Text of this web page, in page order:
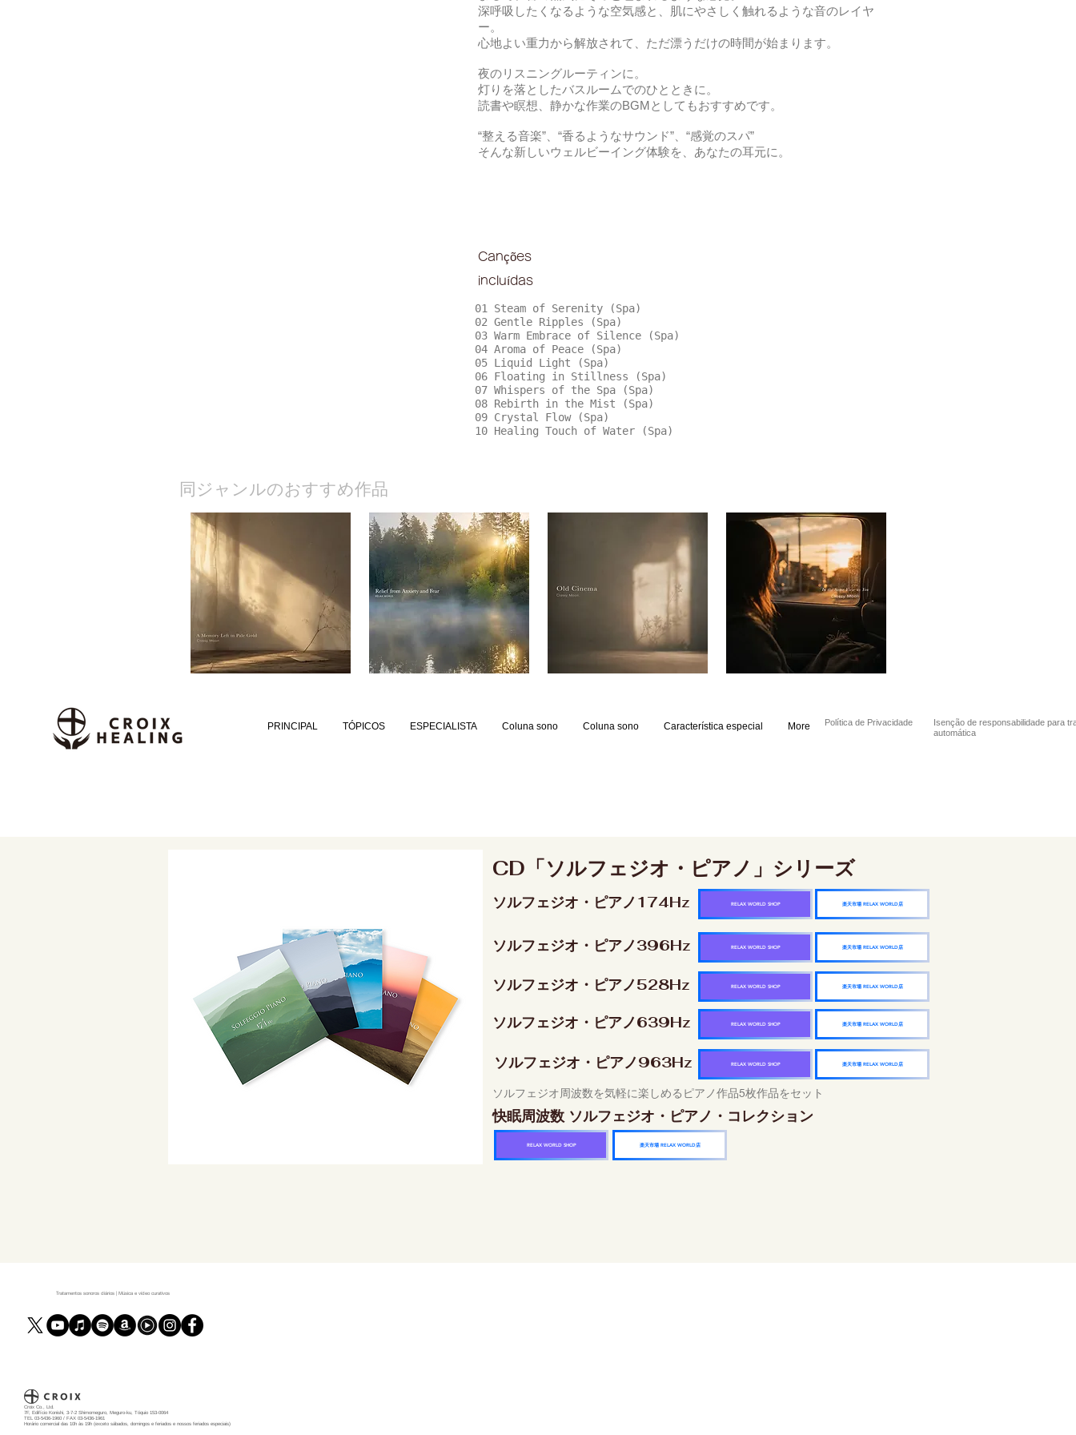
深呼吸したくなるような空気感と、肌にやさしく触れるような音のレイヤ
ー。
心地よい重力から解放されて、ただ漂うだけの時間が始まります。
夜のリスニングルーティンに。
灯りを落としたバスルームでのひとときに。
読書や瞑想、静かな作業のBGMとしてもおすすめです。
“整える音楽”、“香るようなサウンド”、“感覚のスパ”
そんな新しいウェルビーイング体験を、あなたの耳元に。
Canções
incluídas
01 Steam of Serenity (Spa)
02 Gentle Ripples (Spa)
03 Warm Embrace of Silence (Spa)
04 Aroma of Peace (Spa)
05 Liquid Light (Spa)
06 Floating in Stillness (Spa)
07 Whispers of the Spa (Spa)
08 Rebirth in the Mist (Spa)
09 Crystal Flow (Spa)
10 Healing Touch of Water (Spa)
​同ジャンルのおすすめ作品
PRINCIPAL TÓPICOS ESPECIALISTA Coluna sono Coluna sono Característica especial More Política de Privacidade
Isenção de responsabilidade para
automática
CD「ソルフェジオ・ピアノ」シリーズ
ソルフェジオ・ピアノ174Hz 楽天市場 RELAX WORLD店
RELAX WORLD SHOP
ソルフェジオ・ピアノ396Hz 楽天市場 RELAX WORLD店
RELAX WORLD SHOP
ソルフェジオ・ピアノ528Hz 楽天市場 RELAX WORLD店
RELAX WORLD SHOP
ソルフェジオ・ピアノ639Hz 楽天市場 RELAX WORLD店
RELAX WORLD SHOP
ソルフェジオ・ピアノ963Hz 楽天市場 RELAX WORLD店
RELAX WORLD SHOP
ソルフェジオ周波数を気軽に楽しめるピアノ作品5枚作品をセット
快眠周波数 ソルフェジオ・ピアノ・コレクション
RELAX WORLD SHOP 楽天市場 RELAX WORLD店
Tratamentos sonoros diários | Música e vídeo curativos
Croix Co., Ltd.
7F, Edifício Konishi, 3-7-2 Shimomeguro, Meguro-ku, Tóquio 153-0064
TEL 03-5436-1960 / FAX 03-5436-1961
Horário comercial das 10h às 19h (exceto sábados, domingos e feriados e nossos feriados especiais)